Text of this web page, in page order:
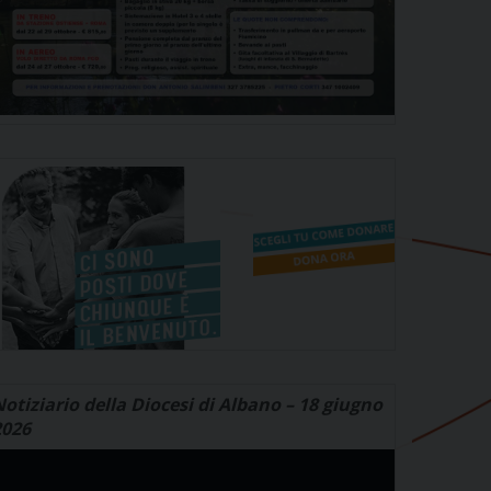
della Diocesi di Albano – 18 giugno